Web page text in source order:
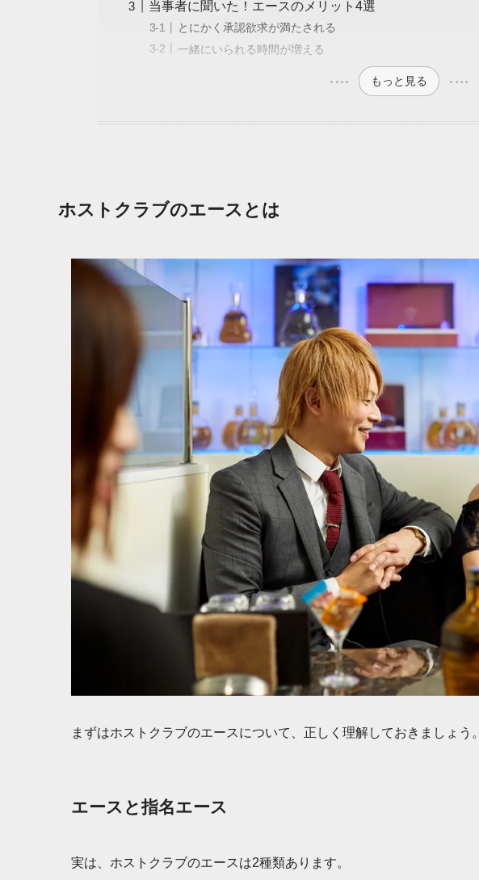
当事者に聞いた！エースのメリット4選
とにかく承認欲求が満たされる
一緒にいられる時間が増える
もっと見る
ホストクラブのエースとは
まずはホストクラブのエースについて、正しく理解しておきましょう。
エースと指名エース
実は、ホストクラブのエースは2種類あります。